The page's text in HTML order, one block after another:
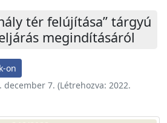
tér felújítása” tárgyú
megindításáról
on
december 7. (Létrehozva: 2022.